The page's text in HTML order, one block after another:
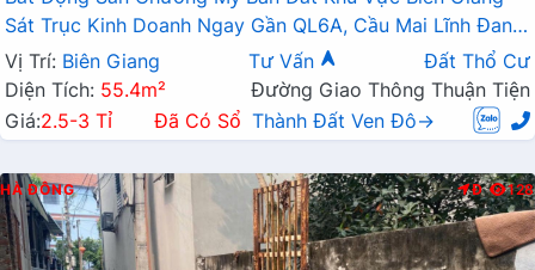
Sát Trục Kinh Doanh Ngay Gần QL6A, Cầu Mai Lĩnh Đang
Mở Rộng
Vị Trí: Biên Giang Tư Vấn
Đất Thổ Cư
Diện Tích: 55.4m²
Đường Giao Thông Thuận Tiện
Giá:2.5-3 Tỉ Đã Có Sổ Thành Đất Ven Đô→
HÀ ĐÔNG Đ 128